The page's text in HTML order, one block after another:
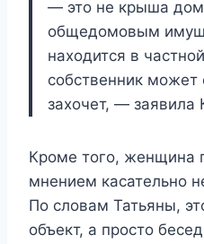
— это не крыша
общедомовым
находится в
собственник может
захочет, — заявила
Кроме того, женщина
мнением касательно
По словам Татьяны,
объект, а просто